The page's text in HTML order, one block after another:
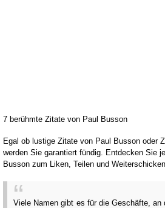
7 berühmte Zitate von Paul Busson
Egal ob lustige Zitate von Paul Busson oder
werden Sie garantiert fündig. Entdecken Sie
Busson zum Liken, Teilen und
Viele Namen gibt es für die Geschäfte, an